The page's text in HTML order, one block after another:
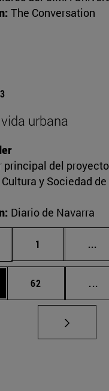
The Conversation
urbana
principal del
y Sociedad
Diario de Navarra
Página
1 ...
Página
62 ...